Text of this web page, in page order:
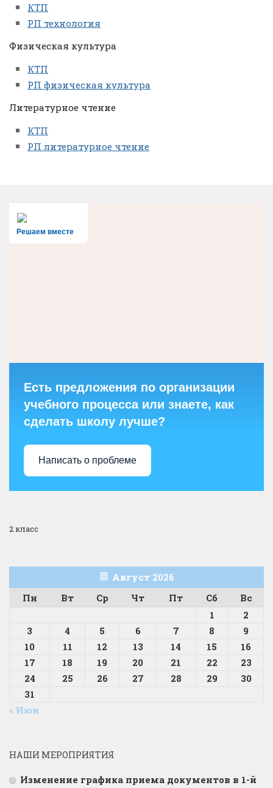
КТП
РП технология
Физическая культура
КТП
РП физическая культура
Литературное чтение
КТП
РП литературное чтение
Решаем вместе
Есть предложения по организации
учебного процесса или знаете, как
сделать школу лучше?
Написать о проблеме
2 класс
Август 2026
Пн
Вт Ср Чт Пт Сб
Вс
1
2
3
4 5 6 7 8
9
10
11 12 13 14 15
16
17
18 19 20 21 22
23
24
25 26 27 28 29
30
31
« Июн
НАШИ МЕРОПРИЯТИЯ
Изменение графика приема документов в 1-й